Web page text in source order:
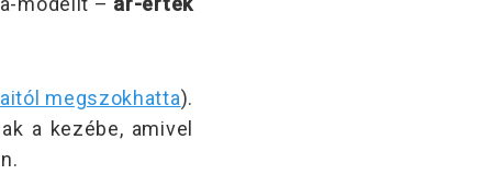
megszokhatta).
a kezébe, amivel